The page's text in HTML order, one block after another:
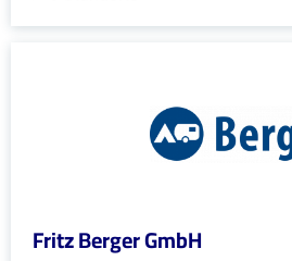
Fritz Berger GmbH